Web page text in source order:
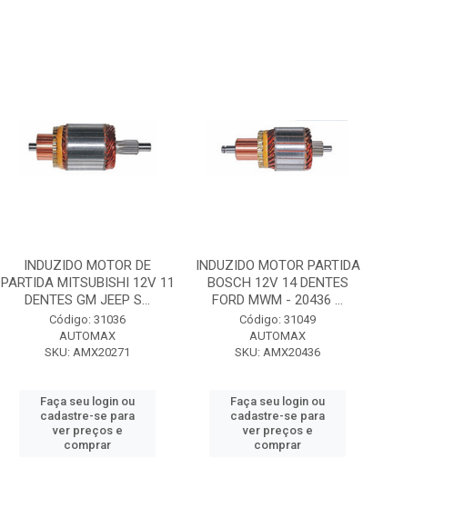
INDUZIDO MOTOR DE
PARTIDA MITSUBISHI 12V 11
DENTES GM JEEP S...
Código: 31036
AUTOMAX
SKU: AMX20271
Faça seu login ou
cadastre-se para
ver preços e
comprar
INDUZIDO MOTOR PARTIDA
BOSCH 12V 14 DENTES
FORD MWM - 20436 ...
Código: 31049
AUTOMAX
SKU: AMX20436
Faça seu login ou
cadastre-se para
ver preços e
comprar